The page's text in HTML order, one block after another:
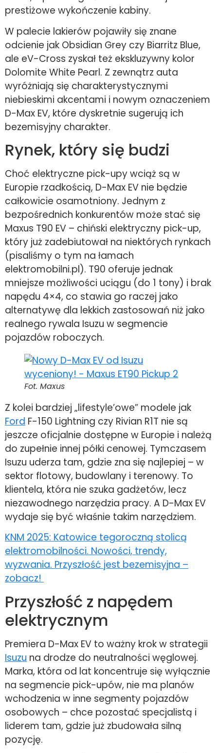
prestiżowe wykończenie kabiny.
W palecie lakierów pojawiły się znane
odcienie jak Obsidian Grey czy Biarritz Blue,
ale eV-Cross zyskał też ekskluzywny kolor
Dolomite White Pearl. Z zewnątrz auta
wyróżniają się charakterystycznymi
niebieskimi akcentami i nowym oznaczeniem
D-Max EV, które dyskretnie sugerują ich
bezemisyjny charakter.
Rynek, który się budzi
Choć elektryczne pick-upy wciąż są w
Europie rzadkością, D-Max EV nie będzie
całkowicie osamotniony. Jednym z
bezpośrednich konkurentów może stać się
Maxus T90 EV – chiński elektryczny pick-up,
który już zadebiutował na niektórych rynkach
(pisaliśmy o tym na łamach
elektromobilni.pl). T90 oferuje jednak
mniejsze możliwości uciągu (do 1 tony) i brak
napędu 4×4, co stawia go raczej jako
alternatywę dla lekkich zastosowań niż jako
realnego rywala Isuzu w segmencie
pojazdów roboczych.
Fot. Maxus
Z kolei bardziej „lifestyle’owe” modele jak
Ford F-150 Lightning czy Rivian R1T nie są
jeszcze oficjalnie dostępne w Europie i należą
do zupełnie innej półki cenowej. Tymczasem
Isuzu uderza tam, gdzie zna się najlepiej – w
sektor flotowy, budowlany i terenowy. To
klientela, która nie szuka gadżetów, lecz
niezawodnego narzędzia pracy. A D-Max EV
wydaje się być właśnie takim narzędziem.
KNM 2025: Katowice tegoroczną stolicą
elektromobilności. Nowości, trendy,
wyzwania. Przyszłość jest bezemisyjna –
zobacz!
Przyszłość z napędem
elektrycznym
Premiera D-Max EV to ważny krok w strategii
Isuzu na drodze do neutralności węglowej.
Marka, która od lat koncentruje się wyłącznie
na segmencie pick-upów, nie ma planów
wchodzenia w inne segmenty pojazdów
osobowych – chce pozostać specjalistą i
liderem tam, gdzie już zbudowała silną
pozycję.